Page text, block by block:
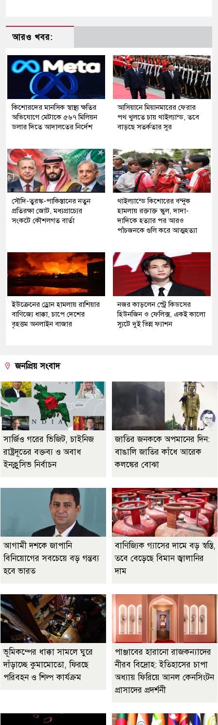
আরও খবর:
কিশোরদের মানসিক স্বাস্থ্য ক্ষতির
অভিযোগে মেটাকে ৫৬৭ মিলিয়ন
ডলার দিতে আদালতের নির্দেশ
আসিয়ানে মিয়ানমারের ফেরার
পথ খুলতে চায় থাইল্যান্ড, তবে
বাড়ছে সতর্কতার সুর
সৌদি-তুরস্ক-পাকিস্তানের নতুন
প্রতিরক্ষা জোট, মধ্যপ্রাচ্যের
সংকটে কৌশলগত বার্তা
থাইল্যান্ডে কিশোরের বন্দুক
হামলায় রক্তাক্ত স্কুল, দাদা-
দাদিকে হত্যার পর আরও
পাঁচজনকে গুলি করে আত্মহত্যা
ইউক্রেনের ড্রোন হামলায় রাশিয়ার
বাণিজ্যে ধাক্কা, চাপে দেশের
বৃহত্তম অনলাইন বাজার
নজর কাড়লেন স্ট্রে কিডসের
হিউনজিন ও ফেলিক্স, একই কালো
স্যুটে দুই ভিন্ন ফ্যাশন
জনপ্রিয় সংবাদ
সার্জিও গরের ভিজিট, চাইনিজ
রাষ্ট্রদূতের বক্তব্য ও অবাধ
ইনক্লুসিভ নির্বাচন
জাতির জনককে অপমানের দিন:
বাঙালি জাতির কাঁধে আরেক
কলঙ্কের বোঝা
আগামী দশকে জাপানি
বিনিয়োগের সবচেয়ে বড় গন্তব্য
হবে ভারত
বাণিজ্যিক গ্যাসের দামে বড় স্বস্তি,
তবে বেড়েছে বিমান জ্বালানির
দাম
ভূমিকম্পের ধাক্কা সামলে ঘুরে
দাঁড়াচ্ছে কুমামোতো, ফিরছে
পরিবহন ও শিল্প কার্যক্রম
পাঞ্জাবের হারানো রাজকন্যাদের
নীরব বিদ্রোহ: ইতিহাসের চাপা
অধ্যায় ফিরিয়ে আনল কেনসিংটন
প্রাসাদের প্রদর্শনী